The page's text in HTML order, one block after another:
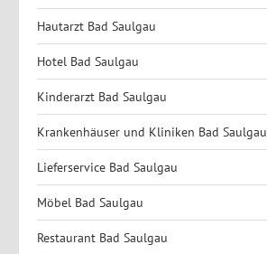
Hautarzt Bad Saulgau
Hotel Bad Saulgau
Kinderarzt Bad Saulgau
Krankenhäuser und Kliniken Bad Saulgau
Lieferservice Bad Saulgau
Möbel Bad Saulgau
Restaurant Bad Saulgau